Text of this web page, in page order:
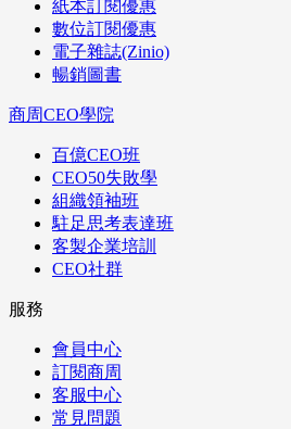
紙本訂閱優惠
數位訂閱優惠
電子雜誌(Zinio)
暢銷圖書
商周CEO學院
百億CEO班
CEO50失敗學
組織領袖班
駐足思考表達班
客製企業培訓
CEO社群
服務
會員中心
訂閱商周
客服中心
常見問題